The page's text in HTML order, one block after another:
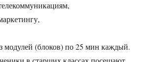
модулей (блоков) по 25 мин каждый.